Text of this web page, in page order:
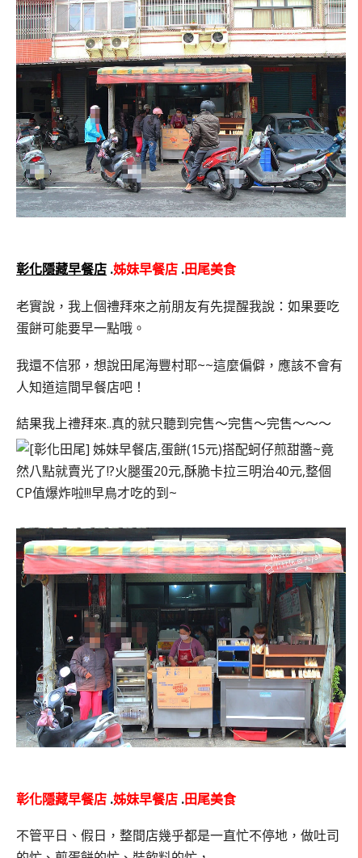
彰化隱藏早餐店 .姊妹早餐店 .田尾美食
老實說，我上個禮拜來之前朋友有先提醒我說：如果要吃
蛋餅可能要早一點哦。
我還不信邪，想說田尾海豐村耶~~這麼偏僻，應該不會有
人知道這間早餐店吧！
結果我上禮拜來..真的就只聽到完售～完售～完售～～～
彰化隱藏早餐店 .姊妹早餐店 .田尾美食
不管平日、假日，整間店幾乎都是一直忙不停地，做吐司